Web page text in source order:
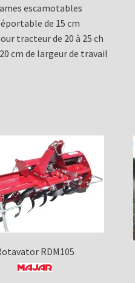
escamotables
de 15 cm
tracteur de 20 à 25 ch
cm de largeur de travail
RDM105